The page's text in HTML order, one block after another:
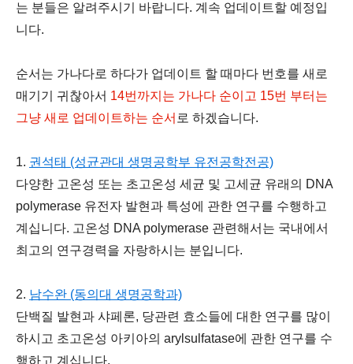
는 분들은 알려주시기 바랍니다. 계속 업데이트할 예정입
니다.
순서는 가나다로 하다가 업데이트 할 때마다 번호를 새로
매기기 귀찮아서 14번까지는 가나다 순이고 15번 부터는
그냥 새로 업데이트하는 순서 로 하겠습니다.
1. 권석태 (성균관대 생명공학부 유전공학전공)
다양한 고온성 또는 초고온성 세균 및 고세균 유래의 DNA
polymerase 유전자 발현과 특성에 관한 연구를 수행하고
계십니다. 고온성 DNA polymerase 관련해서는 국내에서
최고의 연구경력을 자랑하시는 분입니다.
2. 남수완 (동의대 생명공학과)
단백질 발현과 샤페론, 당관련 효소들에 대한 연구를 많이
하시고 초고온성 아키아의 arylsulfatase에 관한 연구를 수
행하고 계십니다.